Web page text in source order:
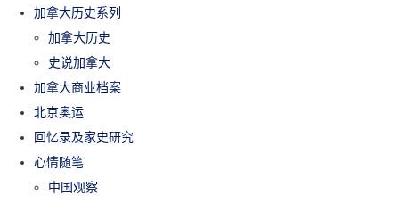
加拿大历史系列
加拿大历史
史说加拿大
加拿大商业档案
北京奥运
回忆录及家史研究
心情随笔
中国观察